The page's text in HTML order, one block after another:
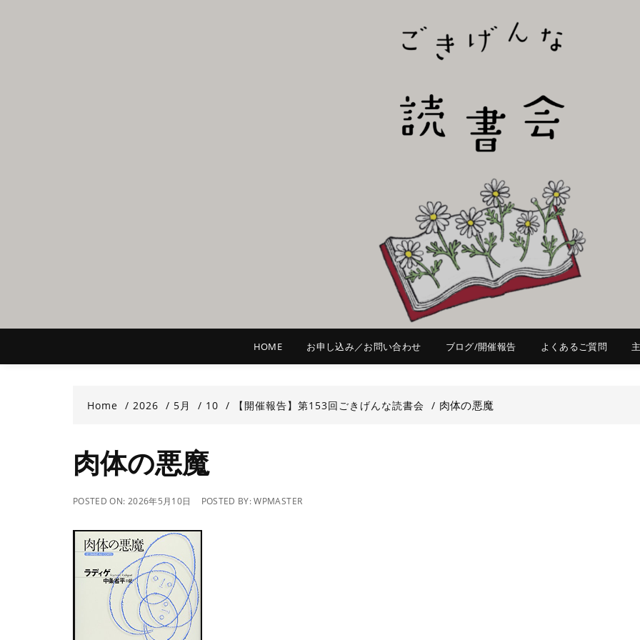
ごき
HOME お申し込み／お問い合わせ ブログ/開催報告 よくあるご質問
Home 2026 5月 10 【開催報告】第153回ごきげんな読書会 肉体の悪魔
肉体の悪魔
POSTED ON: 2026年5月10日 POSTED BY:WPMASTER